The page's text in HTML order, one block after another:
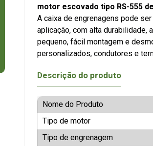
motor escovado tipo RS-555
A caixa de engrenagens pode
aplicação, com alta durabilidade,
pequeno, fácil montagem e
personalizados, condutores e
Descrição do produto
Nome do Produto
Tipo de motor
Tipo de engrenagem